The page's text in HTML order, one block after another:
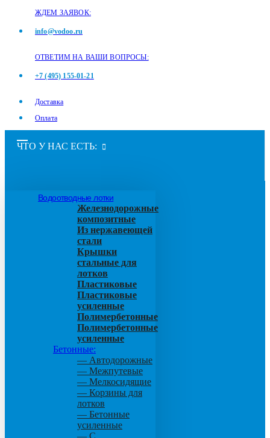
ЖДЕМ ЗАЯВОК:
info@vodoo.ru
ОТВЕТИМ НА ВАШИ ВОПРОСЫ:
+7 (495) 155-01-21
Доставка
Оплата
ЧТО У НАС ЕСТЬ:
Водоотводные лотки
Железнодорожные
композитные
Из нержавеющей
стали
Крышки
стальные для
лотков
Пластиковые
Пластиковые
усиленные
Полимербетонные
Полимербетонные
усиленные
Бетонные:
— Автодорожные
— Межпутевые
— Мелкосидящие
— Корзины для
лотков
— Бетонные
усиленные
— С